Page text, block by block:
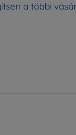
a többi